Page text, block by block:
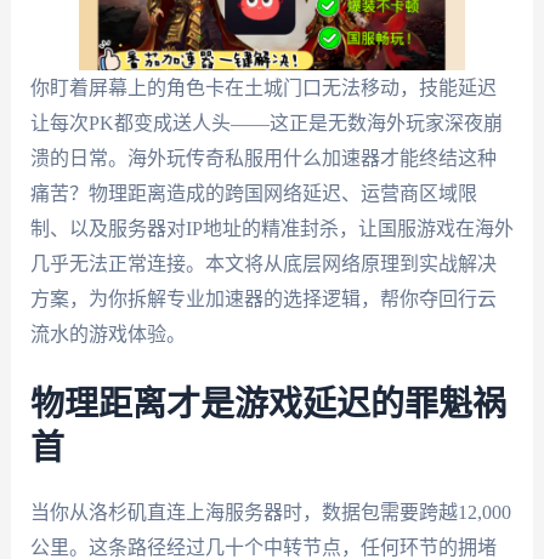
你盯着屏幕上的角色卡在土城门口无法移动，技能延迟
让每次PK都变成送人头——这正是无数海外玩家深夜崩
溃的日常。海外玩传奇私服用什么加速器才能终结这种
痛苦？物理距离造成的跨国网络延迟、运营商区域限
制、以及服务器对IP地址的精准封杀，让国服游戏在海外
几乎无法正常连接。本文将从底层网络原理到实战解决
方案，为你拆解专业加速器的选择逻辑，帮你夺回行云
流水的游戏体验。
物理距离才是游戏延迟的罪魁祸
首
当你从洛杉矶直连上海服务器时，数据包需要跨越12,000
公里。这条路径经过几十个中转节点，任何环节的拥堵